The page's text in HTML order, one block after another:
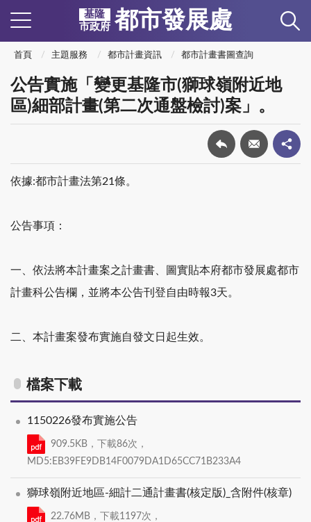
基隆
市政府 都市發展處
首頁 主題服務 都市計畫資訊 都市計畫書圖查詢
公告實施「變更基隆市(獅球嶺附近地
區)細部計畫(第二次通盤檢討)案」。
依據:都市計畫法第21 條。
公告事項 ：
一、依法將本計畫案之計畫書、圖實貼本府都市發展處都市
計畫科公告欄 ， 並將本公告刊登自由時報3天。
二、本計畫案發布實施自發文日起生效。
檔案下載
1150226發布實施公告
909.5KB，下載86次，
MD5:EB39FE9DB14F0079DA1D65CC71B233A4
獅球嶺附近地區-細計二通計畫書(核定版)_含附件(核章)
22.76MB，下載1197次，